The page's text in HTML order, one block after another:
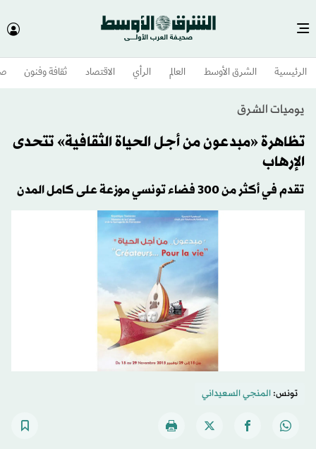
الرئيسية الشرق الأوسط​ العالم الرأي الاقتصاد ثقافة وفنون
يوميات الشرق
تظاهرة «مبدعون من أجل الحياة الثقافية» تتحدى
الإرهاب
تقدم في أكثر من 300 فضاء تونسي موزعة على كامل المدن
تونس:المنجي السعيداني